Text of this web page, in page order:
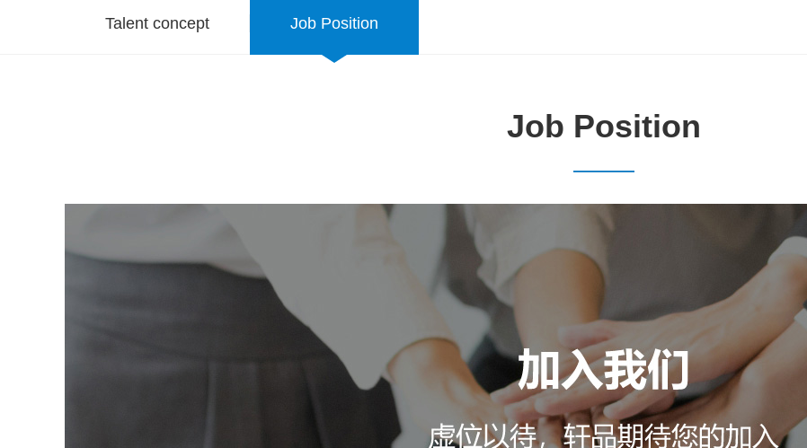
Talent concept Job Position
Job Position